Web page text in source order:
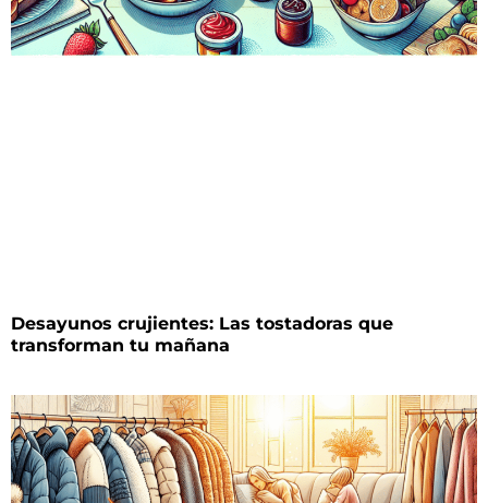
Desayunos crujientes: Las tostadoras que
transforman tu mañana